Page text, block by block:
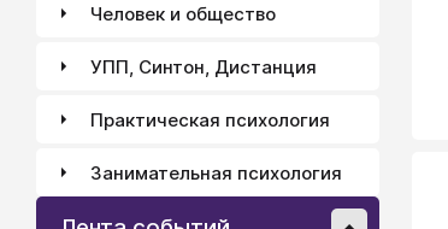
Человек и общество
УПП, Синтон, Дистанция
Практическая психология
Занимательная психология